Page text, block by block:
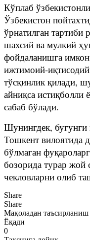
Кўплаб
Ўзбекистон
ўрнатилган тартиби
шахсий ва мулкий
фойдаланишга
ижтимоий-
тўсқинлик қилади,
айниқса истиқболли
сабаб бўлади.
Шунингдек, бугунги
Тошкент вилоятида
бўлмаган
бозорида турар жой
чекловларни олиб
Share
Share
Мақоладан таъсирланиш
Ёқади
0